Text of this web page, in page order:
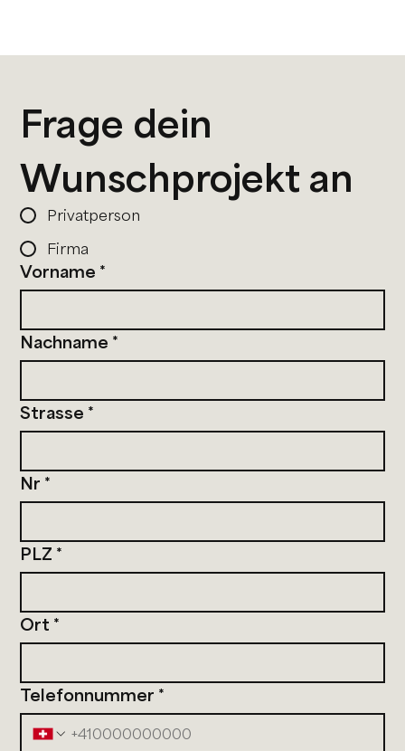
Frage dein
Wunschprojekt an
Privatperson
Firma
Vorname *
Nachname *
Strasse *
Nr *
PLZ *
Ort *
Telefonnummer *